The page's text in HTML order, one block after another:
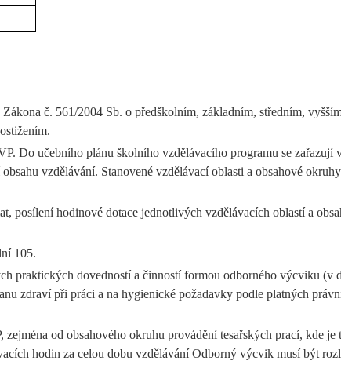
č. 561/2004 Sb. o předškolním, základním, středním,
Do učebního plánu školního vzdělávacího programu se zařazují
vzdělávání. Stanovené vzdělávací oblasti a obsahové
hodinové dotace jednotlivých vzdělávacích oblastí a
105.
praktických dovedností a činností formou odborného výcviku (v
zdraví při práci a na hygienické požadavky podle platných
od obsahového okruhu provádění tesařských prací, kde
hodin za celou dobu vzdělávání Odborný výcvik musí být